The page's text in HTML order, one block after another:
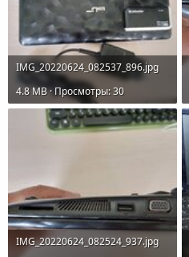
IMG_20220624_082537_896.jpg
4.8 MB · Просмотры: 30
IMG_20220624_082524_937.jpg